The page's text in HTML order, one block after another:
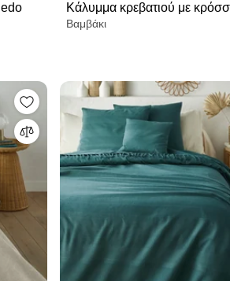
Κάλυμμα κρεβατιού με
Βαμβάκι